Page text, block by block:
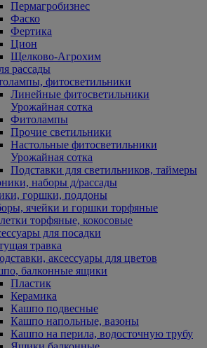
Пермагробизнес
Фаско
Фертика
Цион
Щелково-Агрохим
рассады
фитосветильники
Линейные фитосветильники
Урожайная сотка
Фитолампы
Прочие светильники
Настольные фитосветильники
Урожайная сотка
Подставки для светильников, таймеры
наборы д/рассады
горшки, поддоны
ячейки и горшки торфяные
торфяные, кокосовые
для посадки
травка
аксессуары для цветов
балконные ящики
Пластик
Керамика
Кашпо подвесные
Кашпо напольные, вазоны
Кашпо на перила, водосточную трубу